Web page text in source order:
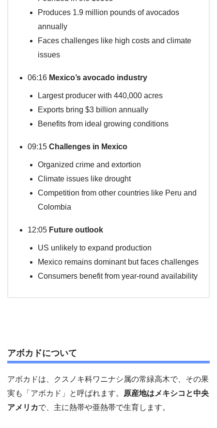
Produces 1.9 million pounds of avocados
annually
Faces challenges like high costs and climate
issues
06:16 Mexico’s avocado industry
Largest producer with 440,000 acres
Exports bring $3 billion annually
Benefits from ideal growing conditions
09:15 Challenges in Mexico
Organized crime and extortion
Climate issues like drought
Competition from other countries like Peru and
Colombia
12:05 Future outlook
US unlikely to expand production
Mexico remains dominant but faces challenges
Consumers benefit from year-round availability
アボカドについて
アボカドは、クスノキ科ワニナシ属の常緑高木で、その果
実も「アボカド」と呼ばれます。
原産地はメキシコと中央
アメリカで、主に熱帯や亜熱帯で生育します。